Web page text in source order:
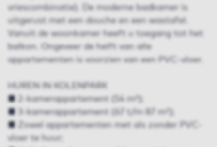
vriescombinatie). De moderne badkamer is
uitgerust met een douche en een wastafel.
Vanuit de woonkamer heeft u toegang tot het
balkon. Ongeveer de helft van alle
appartementen is voorzien van een PVC-vloer.
HUREN IN KOLENPARK
■ 2-kamerappartement (54 m²);
■ 3-kamerappartement (67 t/m 87 m²);
■ Zowel appartementen met als zonder PVC-
vloer te huur;